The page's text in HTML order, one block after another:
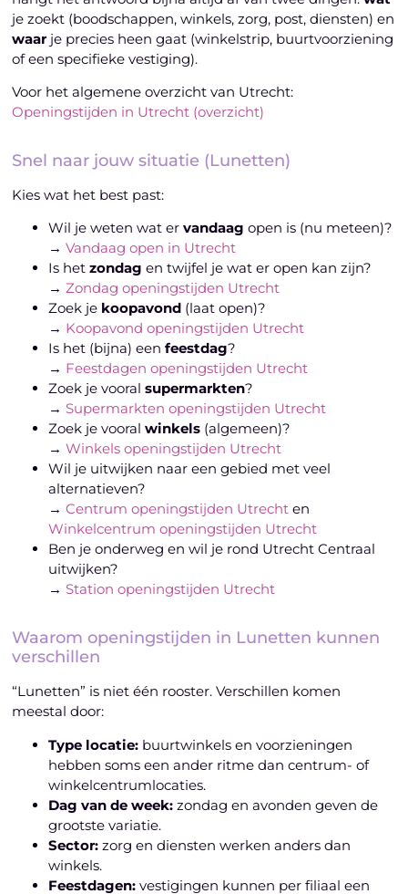
je zoekt (boodschappen, winkels, zorg, post, diensten) en
waarje precies heen gaat (winkelstrip, buurtvoorziening
of een specifieke vestiging).
Voor het algemene overzicht van Utrecht:
Openingstijden in Utrecht (overzicht)
Snel naar jouw situatie (Lunetten)
Kies wat het best past:
Wil je weten wat ervandaag open is (nu meteen)?
→Vandaag open in Utrecht
Is hetzondag en twijfel je wat er open kan zijn?
→Zondag openingstijden Utrecht
Zoek je koopavond (laat open)?
→ Koopavond openingstijden Utrecht
Is het (bijna) eenfeestdag?
→ Feestdagen openingstijden Utrecht
Zoek je vooralsupermarkten?
→ Supermarkten openingstijden Utrecht
Zoek je vooralwinkels (algemeen)?
→Winkels openingstijden Utrecht
Wil je uitwijken naar een gebied met veel
alternatieven?
→Centrum openingstijden Utrecht en
Winkelcentrum openingstijden Utrecht
Ben je onderweg en wil je rond Utrecht Centraal
uitwijken?
→ Station openingstijden Utrecht
Waarom openingstijden in Lunetten kunnen
verschillen
“Lunetten” is niet één rooster. Verschillen komen
meestal door:
Type locatie: buurtwinkels en voorzieningen
hebben soms een ander ritme dan centrum- of
winkelcentrumlocaties.
Dag van de week: zondag en avonden geven de
grootste variatie.
Sector: zorg en diensten werken anders dan
winkels.
Feestdagen: vestigingen kunnen per filiaal een